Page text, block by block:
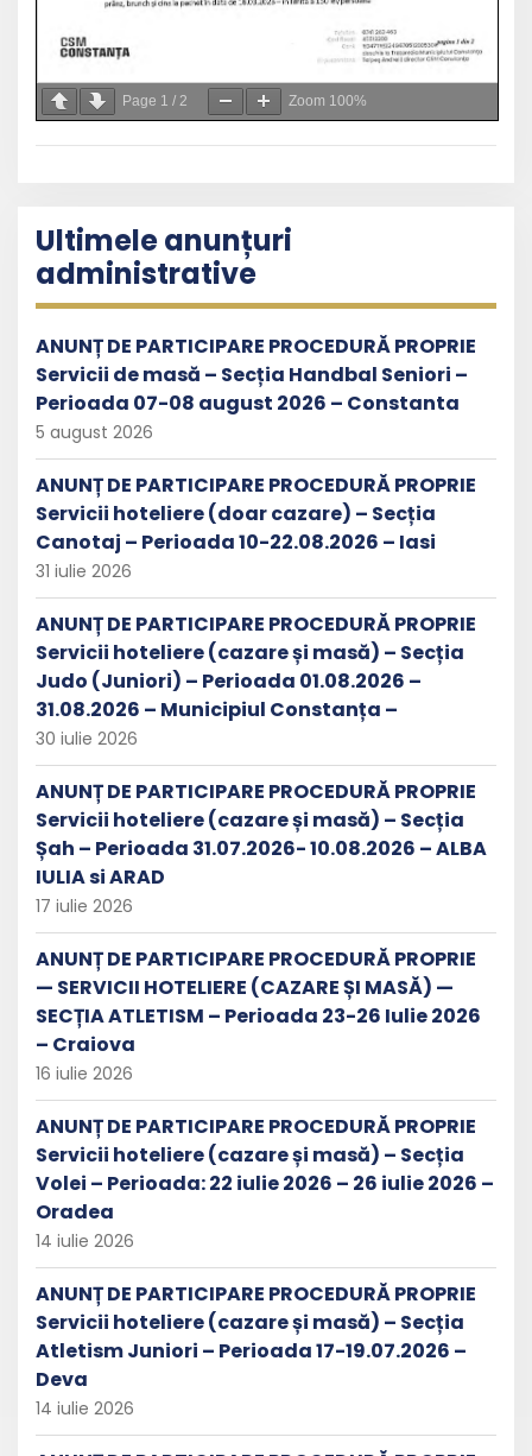
Page 1 / 2 Zoom 100%
Ultimele anunțuri
administrative
ANUNȚ DE PARTICIPARE PROCEDURĂ PROPRIE
Servicii de masă – Secția Handbal Seniori –
Perioada 07-08 august 2026 – Constanta
5 august 2026
ANUNȚ DE PARTICIPARE PROCEDURĂ PROPRIE
Servicii hoteliere (doar cazare) – Secția
Canotaj – Perioada 10-22.08.2026 – Iasi
31 iulie 2026
ANUNȚ DE PARTICIPARE PROCEDURĂ PROPRIE
Servicii hoteliere (cazare și masă) – Secția
Judo (Juniori) – Perioada 01.08.2026 –
31.08.2026 – Municipiul Constanța –
30 iulie 2026
ANUNȚ DE PARTICIPARE PROCEDURĂ PROPRIE
Servicii hoteliere (cazare și masă) – Secția
Șah – Perioada 31.07.2026- 10.08.2026 – ALBA
IULIA si ARAD
17 iulie 2026
ANUNȚ DE PARTICIPARE PROCEDURĂ PROPRIE
— SERVICII HOTELIERE (CAZARE ȘI MASĂ) —
SECȚIA ATLETISM – Perioada 23-26 Iulie 2026
– Craiova
16 iulie 2026
ANUNȚ DE PARTICIPARE PROCEDURĂ PROPRIE
Servicii hoteliere (cazare și masă) – Secția
Volei – Perioada: 22 iulie 2026 – 26 iulie 2026 –
Oradea
14 iulie 2026
ANUNȚ DE PARTICIPARE PROCEDURĂ PROPRIE
Servicii hoteliere (cazare și masă) – Secția
Atletism Juniori – Perioada 17-19.07.2026 –
Deva
14 iulie 2026